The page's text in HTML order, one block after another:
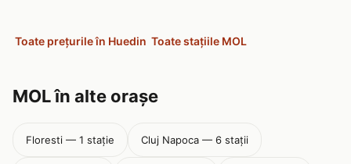
Toate prețurile în Huedin Toate stațiile MOL
MOL în alte orașe
Floresti — 1 stație Cluj Napoca — 6 stații